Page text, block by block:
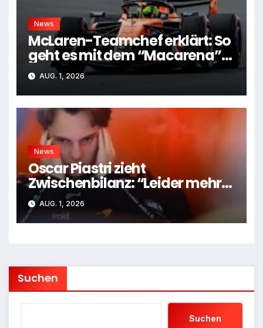
News
McLaren-Teamchef erklärt: So
geht es mit dem “Macarena”-
Flügel weiter
AUG. 1, 2026
News
Oscar Piastri zieht
Zwischenbilanz: “Leider mehr
Tiefen als Höhen”
AUG. 1, 2026
Suchen
Suchen